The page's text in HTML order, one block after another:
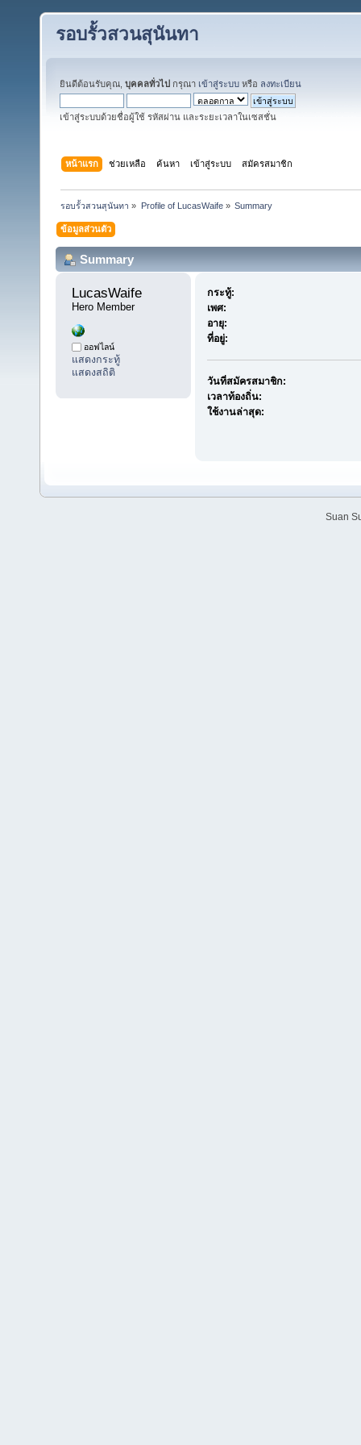
รอบรั้วสวนสุนันทา
ยินดีต้อนรับคุณ, บุคคลทั่วไป กรุณา เข้าสู่ระบบ หรือ ลงทะเบียน
เข้าสู่ระบบด้วยชื่อผู้ใช้ รหัสผ่าน และระยะเวลาในเซสชั่น
หน้าแรก ช่วยเหลือ ค้นหา เข้าสู่ระบบ สมัครสมาชิก
รอบรั้วสวนสุนันทา » Profile of LucasWaife» Summary
ข้อมูลส่วนตัว
Summary
LucasWaife
Hero Member
ออฟไลน์
แสดงกระทู้
แสดงสถิติ
กระทู้:
เพศ:
อายุ:
ที่อยู่:
วันที่สมัครสมาชิก:
เวลาท้องถิ่น:
ใช้งานล่าสุด:
Suan